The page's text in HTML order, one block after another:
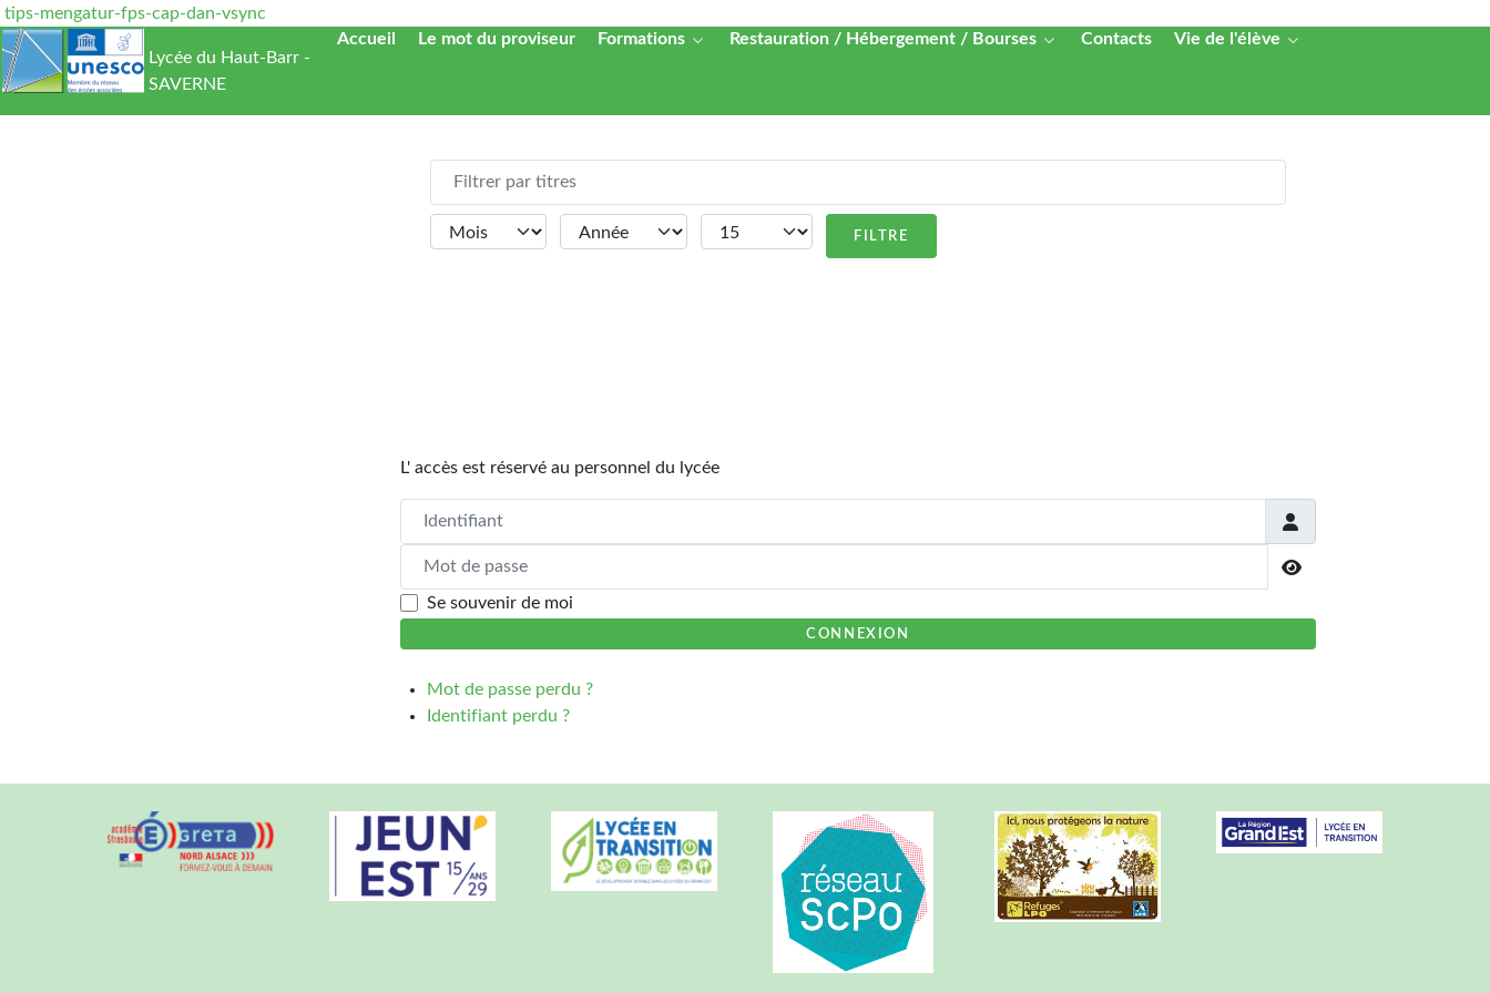
tips-mengatur-fps-cap-dan-vsync
Lycée du Haut-Barr -
SAVERNE
Accueil Le mot du proviseur Formations Restauration / Hébergement / Bourses Contacts Vie de l'élève
Filtres
Filtrer par titres
Mois Année Afficher #
FILTRE
L' accès est réservé au personnel du lycée
Identifiant
Mot de passe
Se souvenir de moi
CONNEXION
Mot de passe perdu ?
Identifiant perdu ?